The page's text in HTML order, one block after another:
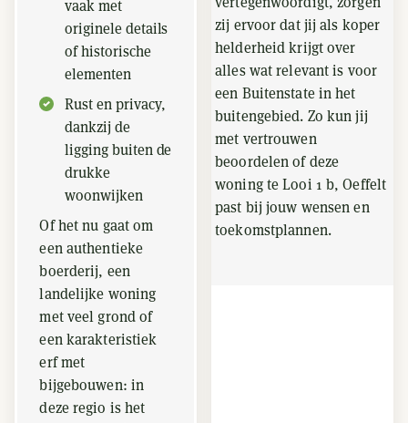
vaak met
originele details
of historische
elementen
Rust en privacy,
dankzij de
ligging buiten de
drukke
woonwijken
Of het nu gaat om
een authentieke
boerderij, een
landelijke woning
met veel grond of
een karakteristiek
erf met
bijgebouwen: in
deze regio is het
zij ervoor dat jij als koper
helderheid krijgt over
alles wat relevant is voor
een Buitenstate in het
buitengebied. Zo kun jij
met vertrouwen
beoordelen of deze
woning te Looi 1 b, Oeffelt
past bij jouw wensen en
toekomstplannen.